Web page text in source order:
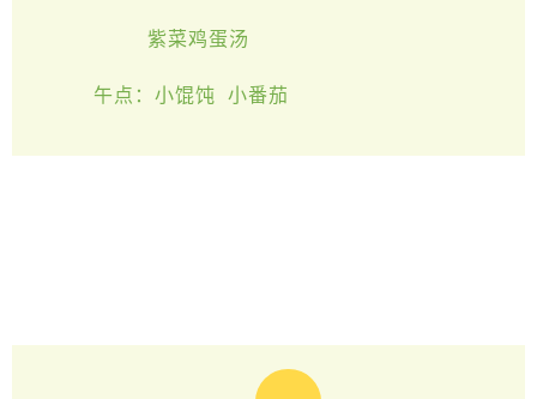
紫菜鸡蛋汤
午点：小馄饨 小番茄